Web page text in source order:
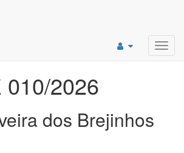
010/2026
dos Brejinhos